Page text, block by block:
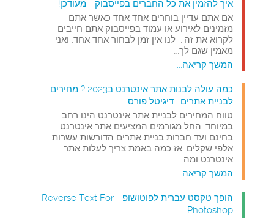
איך להזמין את כל החברים בפייסבוק - מעודכן!
אם אתם עדיין בוחרים אחד אחד כאשר אתם
מזמינים לאירוע או עמוד בפייסבוק אתם חייבים
לקרוא את זה.. לנו אין זמן לבחור אחד אחד. ואני
מאמין שגם לך.…
המשך קריאה...
כמה עולה לבנות אתר אינטרנט ב2023 ? מחירים
לבניית אתרים | דיגיטל פורס
טווח המחירים לבניית אתר אינטרנט הינו רחב
במיוחד. החל מגורמים המציעים אתר אינטרנט
בחינם ועד חברות בניית אתרים הדורשות עשרות
אלפי שקלים. אז כמה באמת צריך לעלות אתר
אינטרנט ומה…
המשך קריאה...
הופך טקסט עברית לפוטושופ - Reverse Text For
Photoshop